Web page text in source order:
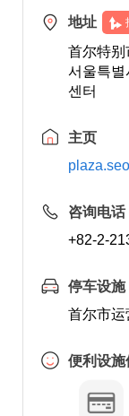
地址
首尔特别
서울특별
센터
主页
咨询电话
+82-2-
停车设施
首尔市运
便利设施